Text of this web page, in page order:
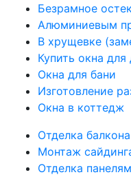
Безрамное
Алюминиевым
В хрущевке
Купить окна для
Окна для бани
Изготовление
Окна в коттедж
Отделка балкона
Монтаж
Отделка